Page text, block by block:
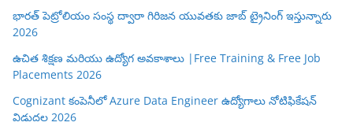
భారత్ పెట్రోలియం సంస్థ ద్వారా గిరిజన యువతకు జాబ్ ట్రైనింగ్ ఇస్తున్నారు
2026
ఉచిత శిక్షణ మరియు ఉద్యోగ అవకాశాలు |Free Training & Free Job
Placements 2026
Cognizant కంపెనీలో Azure Data Engineer ఉద్యోగాలు నోటిఫికేషన్
విడుదల 2026